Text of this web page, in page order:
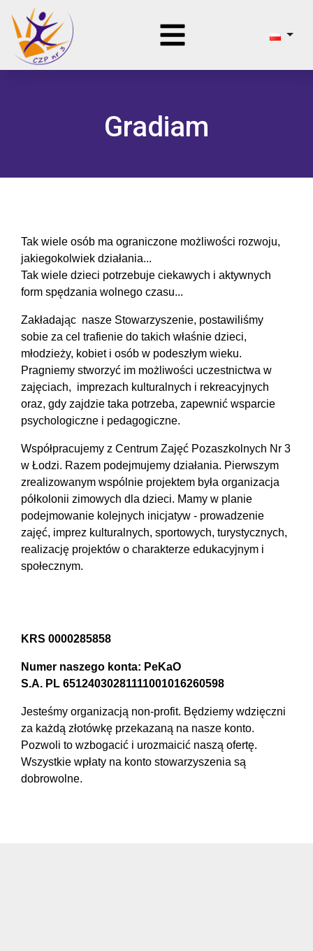
Gradiam
Tak wiele osób ma ograniczone możliwości rozwoju,
jakiegokolwiek działania...
Tak wiele dzieci potrzebuje ciekawych i aktywnych
form spędzania wolnego czasu...
Zakładając nasze Stowarzyszenie, postawiliśmy
sobie za cel trafienie do takich właśnie dzieci,
młodzieży, kobiet i osób w podeszłym wieku.
Pragniemy stworzyć im możliwości uczestnictwa w
zajęciach, imprezach kulturalnych i rekreacyjnych
oraz, gdy zajdzie taka potrzeba, zapewnić wsparcie
psychologiczne i pedagogiczne.
Współpracujemy z Centrum Zajęć Pozaszkolnych Nr 3
w Łodzi. Razem podejmujemy działania. Pierwszym
zrealizowanym wspólnie projektem była organizacja
półkolonii zimowych dla dzieci. Mamy w planie
podejmowanie kolejnych inicjatyw - prowadzenie
zajęć, imprez kulturalnych, sportowych, turystycznych,
realizację projektów o charakterze edukacyjnym i
społecznym.
KRS 0000285858
Numer naszego konta: PeKaO
S.A. PL 65124030281111001016260598
Jesteśmy organizacją non-profit. Będziemy wdzięczni
za każdą złotówkę przekazaną na nasze konto.
Pozwoli to wzbogacić i urozmaicić naszą ofertę.
Wszystkie wpłaty na konto stowarzyszenia są
dobrowolne.